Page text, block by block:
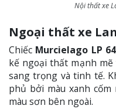
Nội thất xe
Ngoại thất xe
Chiếc Murcielago LP
kế ngoại thất mạnh mẽ
sang trọng và tinh tế.
phủ bởi màu xanh
màu sơn bên ngoài.